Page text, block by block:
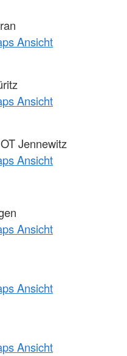
Ansicht
Ansicht
Jennewitz
Ansicht
Ansicht
Ansicht
Ansicht